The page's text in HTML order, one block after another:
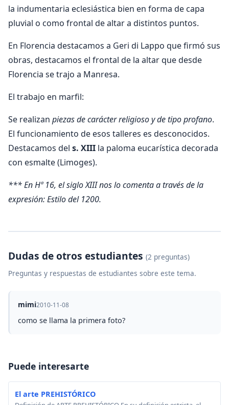
la indumentaria eclesiástica bien en forma de capa
pluvial o como frontal de altar a distintos puntos.
En Florencia destacamos a Geri di Lappo que firmó sus
obras, destacamos el frontal de la altar que desde
Florencia se trajo a Manresa.
El trabajo en marfil:
Se realizan piezas de carácter religioso y de tipo profano.
El funcionamiento de esos talleres es desconocidos.
Destacamos del s. XIII la paloma eucarística decorada
con esmalte (Limoges).
*** En Hª 16, el siglo XIII nos lo comenta a través de la
expresión: Estilo del 1200.
Dudas de otros estudiantes (2 preguntas)
Preguntas y respuestas de estudiantes sobre este tema.
mimi2010-11-08
como se llama la primera foto?
Puede interesarte
El arte PREHISTÓRICO